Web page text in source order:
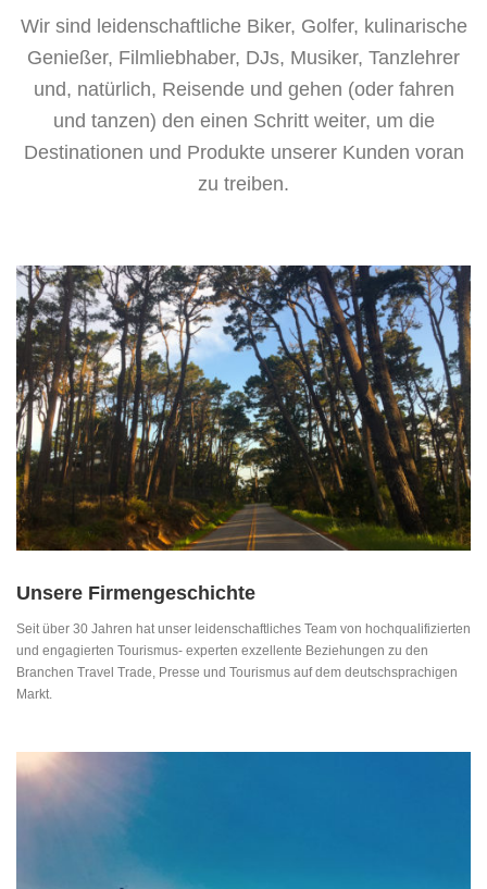
Wir sind leidenschaftliche Biker, Golfer, kulinarische
Genießer, Filmliebhaber, DJs, Musiker, Tanzlehrer
und, natürlich, Reisende und gehen (oder fahren
und tanzen) den einen Schritt weiter, um die
Destinationen und Produkte unserer Kunden voran
zu treiben.
Unsere Firmengeschichte
Seit über 30 Jahren hat unser leidenschaftliches Team von hochqualifizierten
und engagierten Tourismus- experten exzellente Beziehungen zu den
Branchen Travel Trade, Presse und Tourismus auf dem deutschsprachigen
Markt.